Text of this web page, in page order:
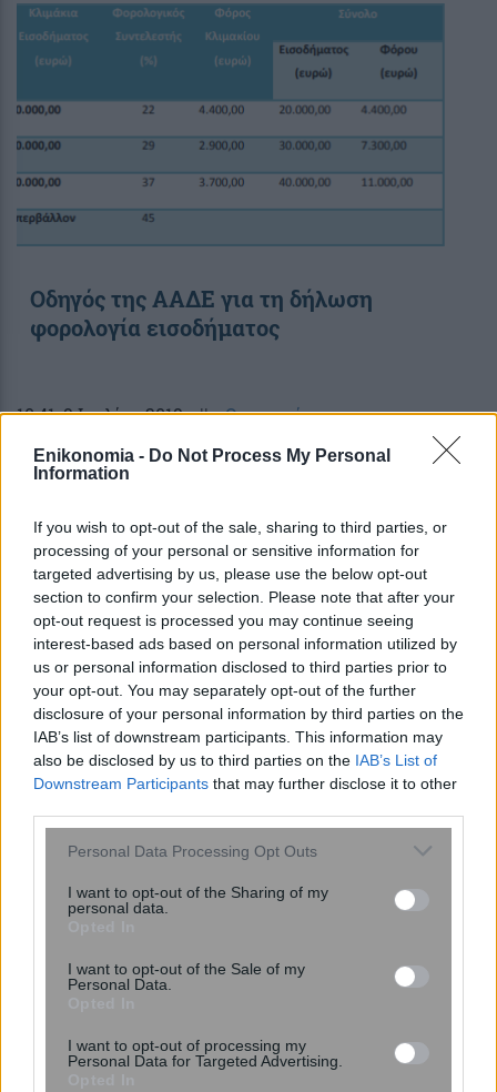
Enikonomia - Do Not Process My Personal
Information
If you wish to opt-out of the sale, sharing to third parties, or
processing of your personal or sensitive information for
targeted advertising by us, please use the below opt-out
section to confirm your selection. Please note that after your
opt-out request is processed you may continue seeing
interest-based ads based on personal information utilized by
us or personal information disclosed to third parties prior to
your opt-out. You may separately opt-out of the further
disclosure of your personal information by third parties on the
IAB’s list of downstream participants. This information may
also be disclosed by us to third parties on the IAB’s List of
Downstream Participants that may further disclose it to other
Please note that this website/app uses one or more Google
not limited to your visit or usage behaviour. You may click to
grant or deny consent to Google and its third-party tags to
consent section.
Personal Data Processing Opt Outs
I want to opt-out of the Sharing of my
personal data.
I want to opt-out of the Sale of my
Personal Data.
I want to opt-out of processing my
Personal Data for Targeted Advertising.
Οδηγός της ΑΑΔΕ για τη δήλωση
φορολογία εισοδήματος
10:41, 9 Ιουλίου 2019 || Οικονομία
Τούρκος μετέφερε αρχαία ελληνικά
νομίσματα που είχε κρύψει σε
μπουκαλάκια νερού – Συνελήφθη στο
τελωνείο Κήπων